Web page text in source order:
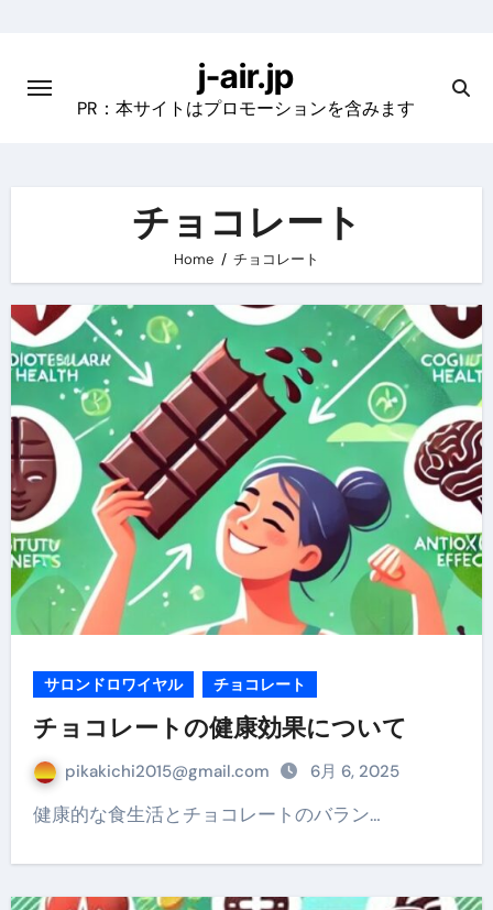
content
j-air.jp
PR：本サイトはプロモーションを含みます
チョコレート
Home チョコレート
サロンドロワイヤル チョコレート
チョコレートの健康効果について
pikakichi2015@gmail.com 6月 6, 2025
健康的な食生活とチョコレートのバラン…